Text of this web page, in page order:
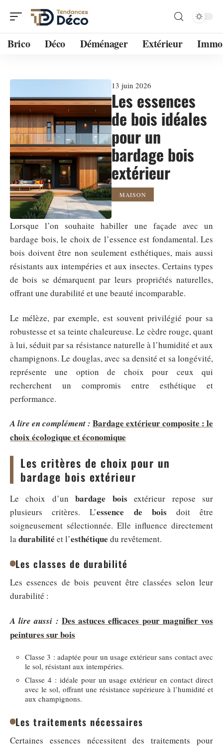
Brico Déco Déménager Extérieur Immo
13 juin 2026
Les essences
de bois idéales
pour un
bardage bois
extérieur
MAISON
Lorsque l’on souhaite habiller une façade avec un
bardage bois, le choix de l’essence est fondamental. Les
bois doivent être non seulement esthétiques, mais aussi
résistants aux intempéries et aux insectes. Certains types
de bois se démarquent par leurs propriétés naturelles,
offrant une durabilité et une beauté incomparable.
Le mélèze, par exemple, est souvent privilégié pour sa
robustesse et sa teinte chaleureuse. Le cèdre rouge, quant
à lui, séduit par sa résistance naturelle à l’humidité et aux
champignons. Le douglas, avec sa densité et sa longévité,
représente une option de choix pour ceux qui
recherchent un compromis entre esthétique et
performance.
A lire en complément : Bardage extérieur composite : le
choix écologique et économique
Les critères de choix pour un
bardage bois extérieur
Le choix d’unbardage bois extérieur repose sur
plusieurs critères. L’essence de bois doit être
soigneusement sélectionnée. Elle influence directement
ladurabilité et l’esthétique du revêtement.
Les classes de durabilité
Les essences de bois peuvent être classées selon leur
durabilité :
A lire aussi : Des astuces efficaces pour magnifier vos
peintures sur bois
Classe 3 : adaptée pour un usage extérieur sans contact avec
le sol, résistant aux intempéries.
Classe 4 : idéale pour un usage extérieur en contact direct
avec le sol, offrant une résistance supérieure à l’humidité et
aux champignons.
Les traitements nécessaires
Certaines essences nécessitent des traitements pour